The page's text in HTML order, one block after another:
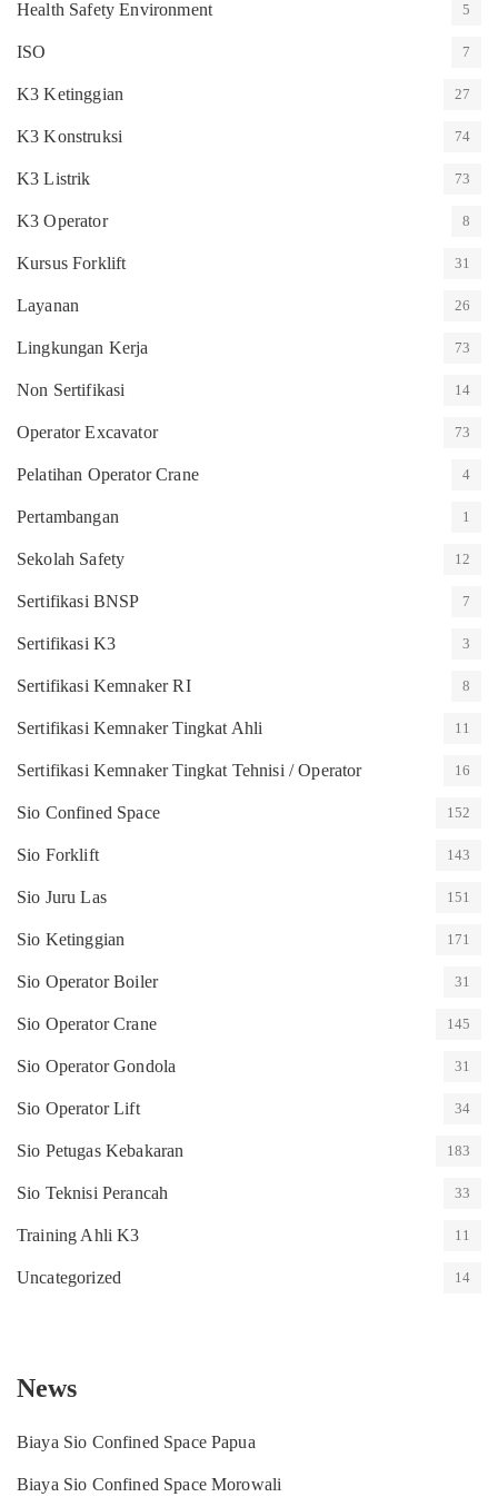
Health Safety Environment 5
ISO 7
K3 Ketinggian 27
K3 Konstruksi 74
K3 Listrik 73
K3 Operator 8
Kursus Forklift 31
Layanan 26
Lingkungan Kerja 73
Non Sertifikasi 14
Operator Excavator 73
Pelatihan Operator Crane 4
Pertambangan 1
Sekolah Safety 12
Sertifikasi BNSP 7
Sertifikasi K3 3
Sertifikasi Kemnaker RI 8
Sertifikasi Kemnaker Tingkat Ahli 11
Sertifikasi Kemnaker Tingkat Tehnisi / Operator 16
Sio Confined Space 152
Sio Forklift 143
Sio Juru Las 151
Sio Ketinggian 171
Sio Operator Boiler 31
Sio Operator Crane 145
Sio Operator Gondola 31
Sio Operator Lift 34
Sio Petugas Kebakaran 183
Sio Teknisi Perancah 33
Training Ahli K3 11
Uncategorized 14
News
Biaya Sio Confined Space Papua
Biaya Sio Confined Space Morowali